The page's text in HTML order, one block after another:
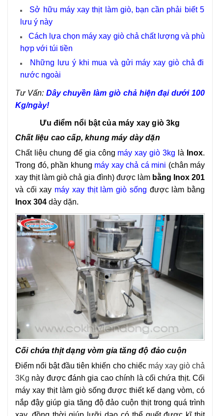
Sở hữu máy xay thịt làm giò, bạn cần phải biết 5
lưu ý này
Cách lựa chọn máy xay giò chả chất lượng và phù
hợp với túi tiền
Những lưu ý khi mua và gửi máy xay giò chả đi
nước ngoài
Tư Vấn: Dây chuyền làm giò chả hiện đại dưới 100
Kg/ngày!
Ưu điểm nổi bật của máy xay giò 3kg
Chất liệu cao cấp, khung máy dày dặn
Chất liệu chung để gia công máy xay giò 3kg là Inox.
Trong đó, phần khung máy xay chả cá mini (chân máy
xay thịt làm giò chả gia đình) được làm bằng Inox 201
và cối xay máy xay thịt làm giò sống được làm bằng
Inox 304 dày dặn.
Cối chứa thịt dạng vòm gia tăng độ đảo cuộn
Điểm nổi bật đầu tiên khiến cho chiếc máy xay giò chả
3Kg này được đánh gia cao chính là cối chứa thịt. Cối
máy xay thịt làm giò sống được thiết kế dạng vòm, có
nắp đậy giúp gia tăng độ đảo cuộn thịt trong quá trình